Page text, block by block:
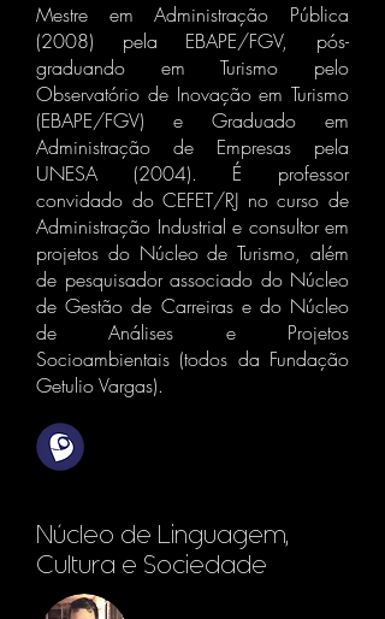
Mestre em Administração Pública
(2008) pela EBAPE/FGV, pós-
graduando em Turismo pelo
Observatório de Inovação em Turismo
(EBAPE/FGV) e Graduado em
Administração de Empresas pela
UNESA (2004). É professor
convidado do CEFET/RJ no curso de
Administração Industrial e consultor em
projetos do Núcleo de Turismo, além
de pesquisador associado do Núcleo
de Gestão de Carreiras e do Núcleo
de Análises e Projetos
Socioambientais (todos da Fundação
Getulio Vargas).
Núcleo de Linguagem,
Cultura e Sociedade